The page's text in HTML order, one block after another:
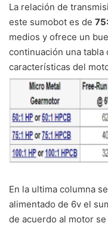
La relación de
este sumobot es de
medios y ofrece un
continuación una tabla
características del
En la ultima columna
alimentado de 6v el
de acuerdo al motor